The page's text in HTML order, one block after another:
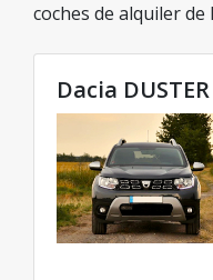
coches de alquiler
puedes elegir el
seleccionada, con
29€/día.
Dacia DUSTER